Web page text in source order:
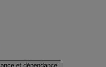
et dépendance